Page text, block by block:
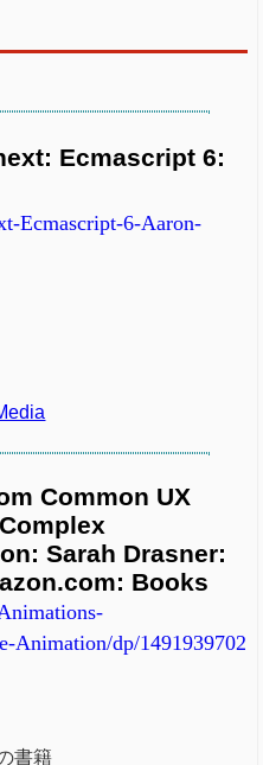
Ecmascript 6:
Ecmascript-6-Aaron-
Common UX
Sarah Drasner:
Books
Animation/dp/1491939702
書籍